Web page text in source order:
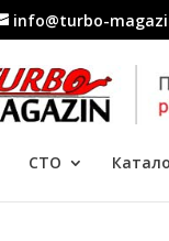
info@turbo-
СТО